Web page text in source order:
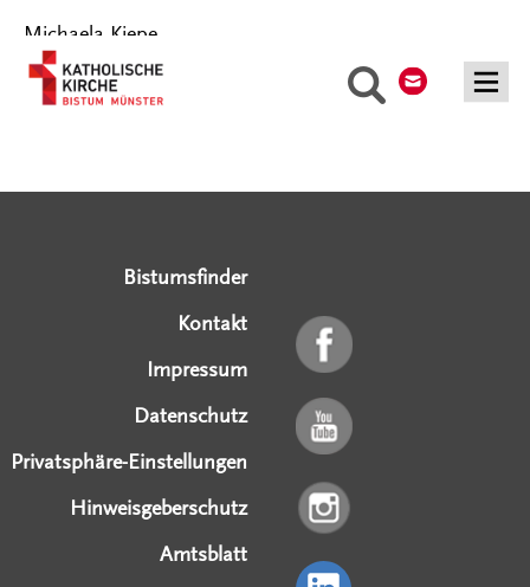
Suche
Michaela Kiepe
Bistumsfinder
Kontakt
Impressum
Datenschutz
Privatsphäre-Einstellungen
Hinweisgeberschutz
Amtsblatt